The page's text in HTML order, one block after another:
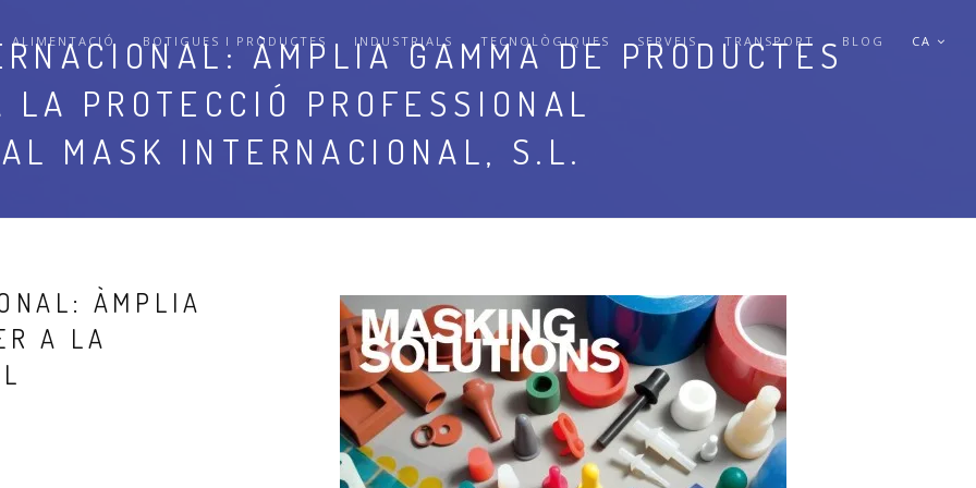
ÀMPLIA GAMMA DE PRODUCTES
LA PROTECCIÓ PROFESSIONAL
MASK INTERNACIONAL, S.L.
ALIMENTACIÓ BOTIGUES I PRODUCTES INDUSTRIALS TECNOLÒGIQUES SERVEIS TRANSPORT BLOG CA
ÀMPLIA
A LA